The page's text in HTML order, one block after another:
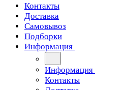
Контакты
Доставка
Самовывоз
Подборки
Информация
Информация
Контакты